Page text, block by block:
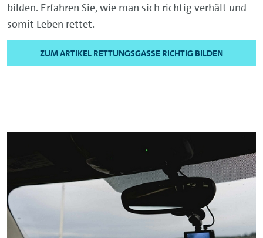
bilden. Erfahren Sie, wie man sich richtig verhält und
somit Leben rettet.
ZUM ARTIKEL RETTUNGSGASSE RICHTIG BILDEN